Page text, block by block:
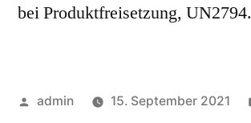
bei Produktfreisetzung, UN2794.
admin 15. September 2021